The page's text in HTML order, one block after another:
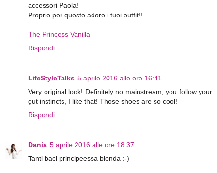
accessori Paola!
Proprio per questo adoro i tuoi outfit!!
The Princess Vanilla
Rispondi
LifeStyleTalks 5 aprile 2016 alle ore 16:41
Very original look! Definitely no mainstream, you follow your
gut instincts, I like that! Those shoes are so cool!
Rispondi
Dania 5 aprile 2016 alle ore 18:37
Tanti baci principeessa bionda :-)